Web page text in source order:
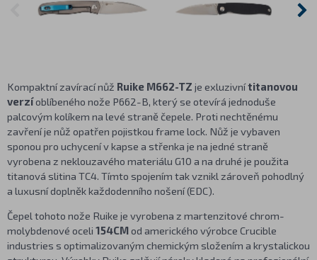
Kompaktní zavírací nůž Ruike M662-TZ je exluzivnítitanovou
verzíoblíbeného nože P662-B, který se otevírá jednoduše
palcovým kolíkem na levé straně čepele. Proti nechtěnému
zavření je nůž opatřen pojistkou frame lock. Nůž je vybaven
sponou pro uchycení v kapse a střenka je na jedné straně
vyrobena z neklouzavého materiálu G10 a na druhé je použita
titanová slitina TC4. Tímto spojením tak vznikl zároveň pohodlný
a luxusní doplněk každodenního nošení (EDC).
Čepel tohoto nože Ruike je vyrobena z martenzitové chrom-
molybdenové oceli 154CMod amerického výrobce Crucible
industries s optimalizovaným chemickým složením a krystalickou